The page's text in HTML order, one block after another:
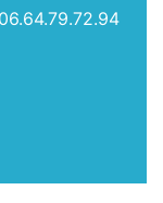
06.64.79.72.94